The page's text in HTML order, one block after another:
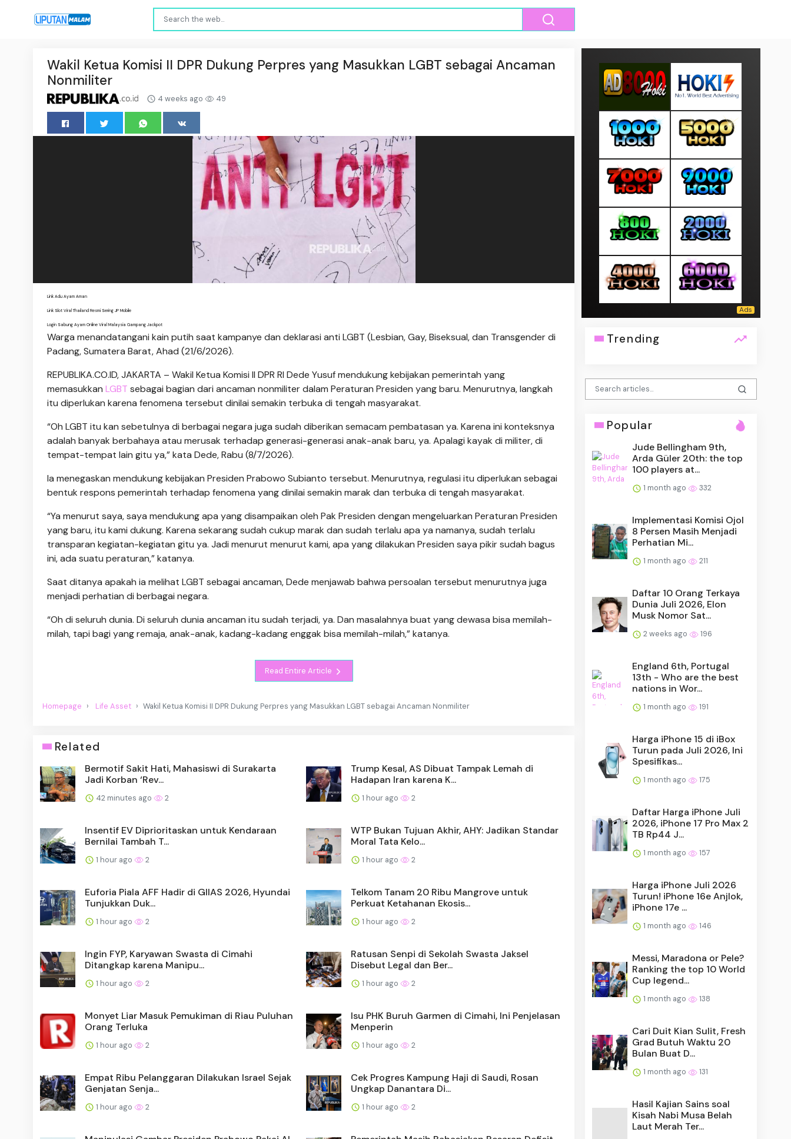
Wakil Ketua Komisi II DPR Dukung Perpres yang Masukkan LGBT sebagai Ancaman
Nonmiliter
4 weeks ago 49
Link Adu Ayam Aman
Link Slot Viral Thailand Resmi Sering JP Mobile
Login Sabung Ayam Online Viral Malaysia Gampang Jackpot
Warga menandatangani kain putih saat kampanye dan deklarasi anti LGBT (Lesbian, Gay, Biseksual, dan Transgender di
Padang, Sumatera Barat, Ahad (21/6/2026).
REPUBLIKA.CO.ID,JAKARTA – Wakil Ketua Komisi II DPR RI Dede Yusuf mendukung kebijakan pemerintah yang
memasukkan LGBT sebagai bagian dari ancaman nonmiliter dalam Peraturan Presiden yang baru. Menurutnya, langkah
itu diperlukan karena fenomena tersebut dinilai semakin terbuka di tengah masyarakat.
“Oh LGBT itu kan sebetulnya di berbagai negara juga sudah diberikan semacam pembatasan ya. Karena ini konteksnya
adalah banyak berbahaya atau merusak terhadap generasi-generasi anak-anak baru, ya. Apalagi kayak di militer, di
tempat-tempat lain gitu ya,” kata Dede, Rabu (8/7/2026).
Ia menegaskan mendukung kebijakan Presiden Prabowo Subianto tersebut. Menurutnya, regulasi itu diperlukan sebagai
bentuk respons pemerintah terhadap fenomena yang dinilai semakin marak dan terbuka di tengah masyarakat.
“Ya menurut saya, saya mendukung apa yang disampaikan oleh Pak Presiden dengan mengeluarkan Peraturan Presiden
yang baru, itu kami dukung. Karena sekarang sudah cukup marak dan sudah terlalu apa ya namanya, sudah terlalu
transparan kegiatan-kegiatan gitu ya. Jadi menurut menurut kami, apa yang dilakukan Presiden saya pikir sudah bagus
ini, ada suatu peraturan,” katanya.
Saat ditanya apakah ia melihat LGBT sebagai ancaman, Dede menjawab bahwa persoalan tersebut menurutnya juga
menjadi perhatian di berbagai negara.
“Oh di seluruh dunia. Di seluruh dunia ancaman itu sudah terjadi, ya. Dan masalahnya buat yang dewasa bisa memilah-
milah, tapi bagi yang remaja, anak-anak, kadang-kadang enggak bisa memilah-milah,” katanya.
Read Entire Article
Homepage Life Asset Wakil Ketua Komisi II DPR Dukung Perpres yang Masukkan LGBT sebagai Ancaman Nonmiliter
Related
Bermotif Sakit Hati, Mahasiswi di Surakarta
Jadi Korban ‘Rev...
42 minutes ago 2
Trump Kesal, AS Dibuat Tampak Lemah di
Hadapan Iran karena K...
1 hour ago 2
Insentif EV Diprioritaskan untuk Kendaraan
Bernilai Tambah T...
1 hour ago 2
WTP Bukan Tujuan Akhir, AHY: Jadikan Standar
Moral Tata Kelo...
1 hour ago 2
Euforia Piala AFF Hadir di GIIAS 2026, Hyundai
Tunjukkan Duk...
1 hour ago 2
Telkom Tanam 20 Ribu Mangrove untuk
Perkuat Ketahanan Ekosis...
1 hour ago 2
Ingin FYP, Karyawan Swasta di Cimahi
Ditangkap karena Manipu...
1 hour ago 2
Ratusan Senpi di Sekolah Swasta Jaksel
Disebut Legal dan Ber...
1 hour ago 2
Monyet Liar Masuk Pemukiman di Riau Puluhan
Orang Terluka
1 hour ago 2
Isu PHK Buruh Garmen di Cimahi, Ini Penjelasan
Menperin
1 hour ago 2
Empat Ribu Pelanggaran Dilakukan Israel Sejak
Genjatan Senja...
1 hour ago 2
Cek Progres Kampung Haji di Saudi, Rosan
Ungkap Danantara Di...
1 hour ago 2
Trending
Popular
Jude Bellingham 9th,
Arda Güler 20th: the top
100 players at...
1 month ago 332
Implementasi Komisi Ojol
8 Persen Masih Menjadi
Perhatian Mi...
1 month ago 211
Daftar 10 Orang Terkaya
Dunia Juli 2026, Elon
Musk Nomor Sat...
2 weeks ago 196
England 6th, Portugal
13th - Who are the best
nations in Wor...
1 month ago 191
Harga iPhone 15 di iBox
Turun pada Juli 2026, Ini
Spesifikas...
1 month ago 175
Daftar Harga iPhone Juli
2026, iPhone 17 Pro Max 2
TB Rp44 J...
1 month ago 157
Harga iPhone Juli 2026
Turun! iPhone 16e Anjlok,
iPhone 17e ...
1 month ago 146
Messi, Maradona or Pele?
Ranking the top 10 World
Cup legend...
1 month ago 138
Cari Duit Kian Sulit, Fresh
Grad Butuh Waktu 20
Bulan Buat D...
1 month ago 131
Hasil Kajian Sains soal
Kisah Nabi Musa Belah
Laut Merah Ter...